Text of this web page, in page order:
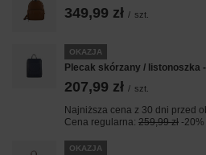
349,99 zł / szt.
OKAZJA
Plecak skórzany / listonoszka
207,99 zł / szt.
Najniższa cena z 30 dni przed
Cena regularna: 259,99 zł -20%
OKAZJA